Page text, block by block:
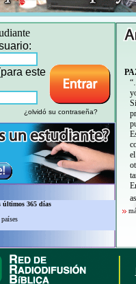
este
¿olvidó su contraseña?
últimos 365 días
países